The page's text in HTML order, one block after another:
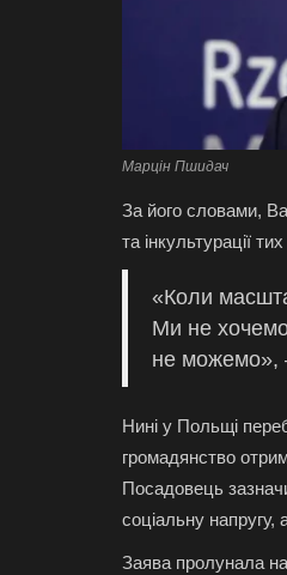
Марцін Пшидач
За його словами,
та інкультурації
«Коли
Ми не
не можемо»,
Нині у Польщі
громадянство
Посадовець
соціальну
Заява пролунала на